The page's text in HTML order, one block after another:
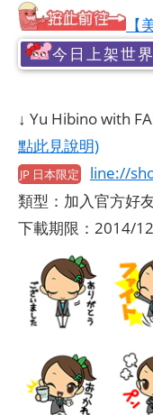
【
今日上架世
↓ Yu Hibino with
點此見說明)
JP 日本限定
line://
類型：加入官方好
下載期限：2014/